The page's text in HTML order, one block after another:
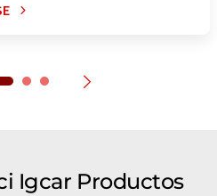
Igcar Productos